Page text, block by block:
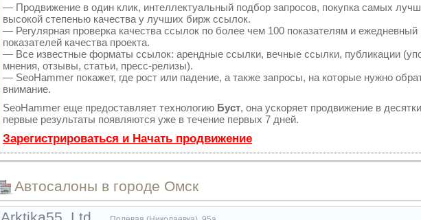
— Продвижение в один клик, интеллектуальный подбор запросов, покупка самых
высокой степенью качества у лучших бирж ссылок.
— Регулярная проверка качества ссылок по более чем 100 показателям и ежедневный
показателей качества проекта.
— Все известные форматы ссылок: арендные ссылки, вечные ссылки, публикации
мнения, отзывы, статьи, пресс-релизы).
— SeoHammer покажет, где рост или падение, а также запросы, на которые нужно
внимание.
SeoHammer еще предоставляет технологию Буст, она ускоряет продвижение в
первые результаты появляются уже в течение первых 7 дней.
Зарегистрироваться и Начать продвижение
Автоcалоны в городе Омск